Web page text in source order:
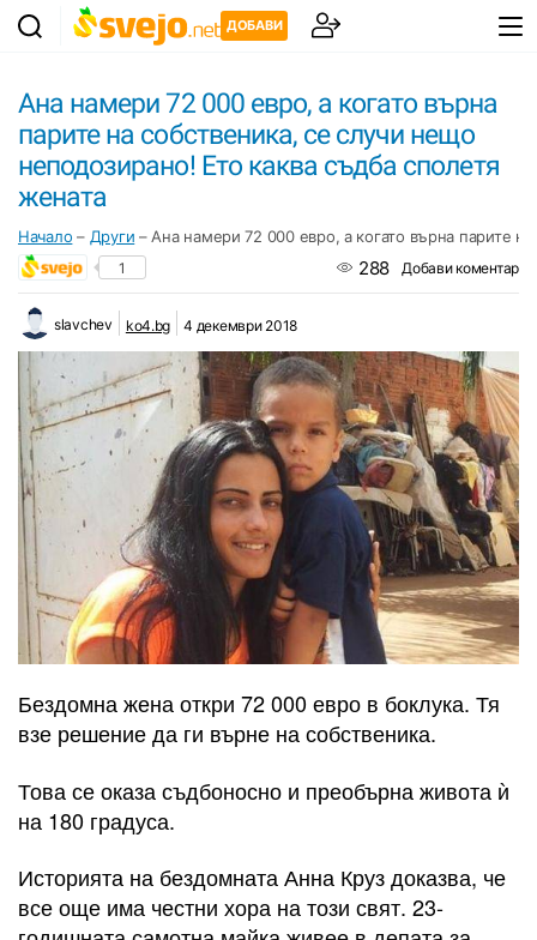
ДОБАВИ
Ана намери 72 000 евро, а когато върна
парите на собственика, се случи нещо
неподозирано! Ето каква съдба сполетя
жената
Начало – Други – Ана намери 72 000 евро, а когато върна парите
1 288 Добави коментар
slavchev ko4.bg 4 декември 2018
Бездомна жена откри 72 000 евро в боклука. Тя
взе решение да ги върне на собственика.
Това се оказа съдбоносно и преобърна живота ѝ
на 180 градуса.
Историята на бездомната Анна Круз доказва, че
все още има честни хора на този свят. 23-